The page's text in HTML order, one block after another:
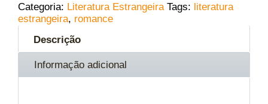
Categoria: Literatura Estrangeira Tags: literatura
estrangeira, romance
Descrição
Informação adicional